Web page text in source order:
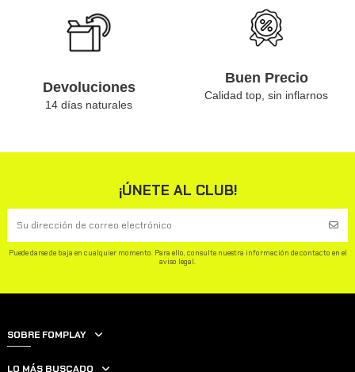
Devoluciones
14 días naturales
Buen Precio
Calidad top, sin inflarnos
¡ÚNETE AL CLUB!
Puede darse de baja en cualquier momento. Para ello, consulte nuestra información de contacto en el
aviso legal.
SOBRE FOMPLAY
LO MÁS BUSCADO